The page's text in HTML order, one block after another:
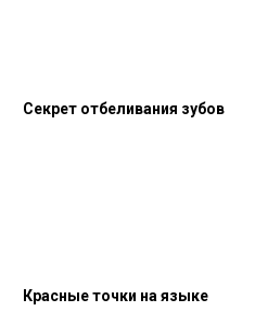
Секрет отбеливания зубов
Красные точки на языке